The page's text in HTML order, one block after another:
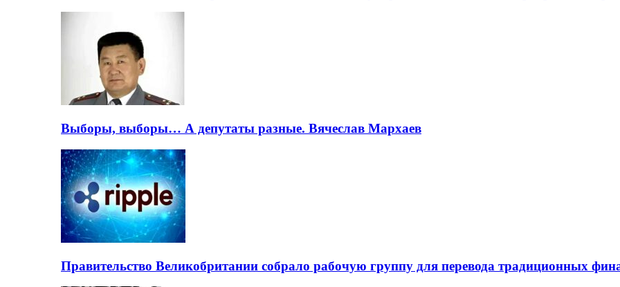
Выборы, выборы… А депутаты разные. Вячеслав Мархаев
Правительство Великобритании собрало рабочую группу для перевода традиционных